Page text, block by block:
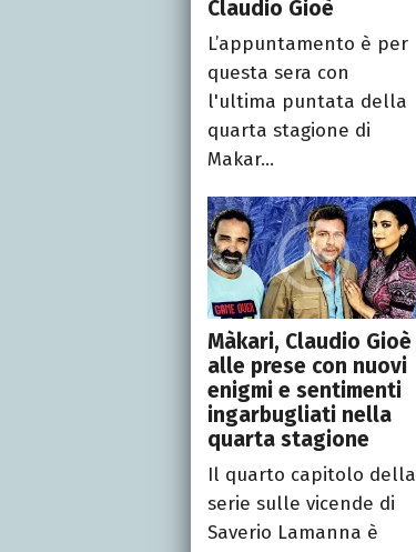
Claudio Gioè
L’appuntamento è per
questa sera con
l'ultima puntata della
quarta stagione di
Makar...
Màkari, Claudio Gioè
alle prese con nuovi
enigmi e sentimenti
ingarbugliati nella
quarta stagione
Il quarto capitolo della
serie sulle vicende di
Saverio Lamanna è